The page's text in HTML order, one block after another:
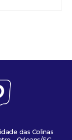
das Colinas